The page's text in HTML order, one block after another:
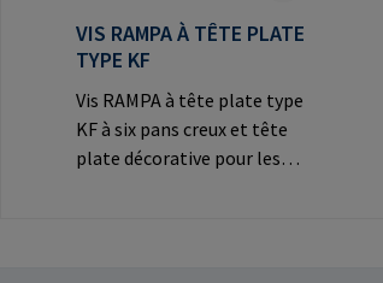
VIS RAMPA À TÊTE PLATE
TYPE KF
Vis RAMPA à tête plate type
KF à six pans creux et tête
plate décorative pour les